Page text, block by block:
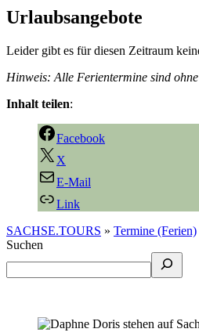
Urlaubsangebote
Leider gibt es für diesen Zeitraum
Hinweis: Alle Ferientermine sind
Inhalt teilen:
Facebook
X
E-Mail
Link
SACHSE.TOURS » Termine (Ferien)
Suchen